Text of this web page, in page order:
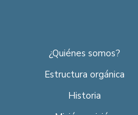
¿Quiénes somos?
Estructura orgánica
Historia